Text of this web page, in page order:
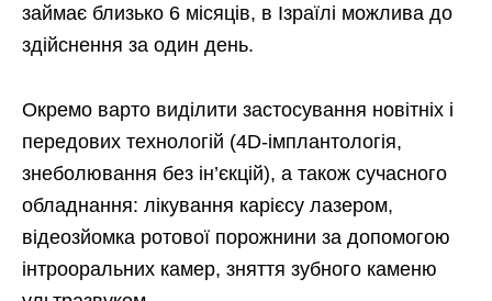
займає близько 6 місяців, в Ізраїлі можлива до
здійснення за один день.
Окремо варто виділити застосування новітніх і
передових технологій (4D-імплантологія,
знеболювання без ін’єкцій), а також сучасного
обладнання: лікування карієсу лазером,
відеозйомка ротової порожнини за допомогою
інтрооральних камер, зняття зубного каменю